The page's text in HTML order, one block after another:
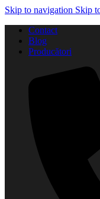
Skip to navigation Skip
Contact
Blog
Producători